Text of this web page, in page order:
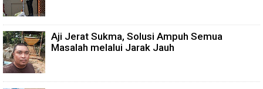
Aji Jerat Sukma, Solusi Ampuh Semua
Masalah melalui Jarak Jauh